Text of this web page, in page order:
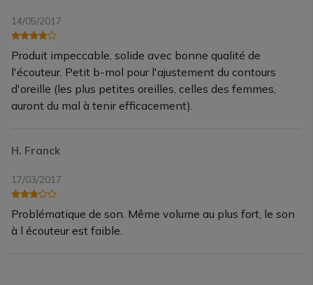
14/05/2017
Produit impeccable, solide avec bonne qualité de
l'écouteur. Petit b-mol pour l'ajustement du contours
d'oreille (les plus petites oreilles, celles des femmes,
auront du mal à tenir efficacement).
H. Franck
17/03/2017
Problématique de son. Même volume au plus fort, le son
à l écouteur est faible.